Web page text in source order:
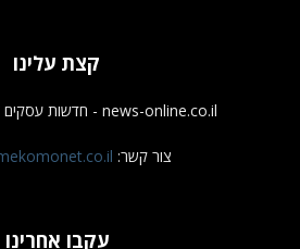
קצת עלינו
news-online.co.il - חדשות עסקים קטנים באינטרנט.
צור קשר:
עקבו אחרינו